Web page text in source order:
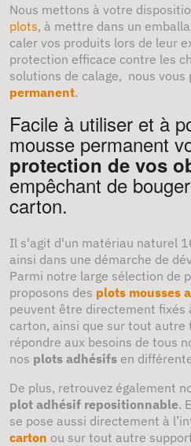
Nous mettons à votre
plots, à mettre dans un
caler vos produits lors de leur
protection efficace contre les
solutions de calage, nous vous
permanent.
Facile à utiliser et à
mousse permanent
protection de vos
empêchant de
carton.
Il s'agit d'un matériau naturel
ainsi dans une démarche de
Parmi notre large sélection de
proposons des plots mousses
peuvent être directement fixés
carton, ainsi que sur tout autre
répondre aux besoins de tous
nos plots adhésifs en
De plus, retrouvez également
plot adhésif repositionnable.
se pose aussi directement à
carton ou sur tout autre